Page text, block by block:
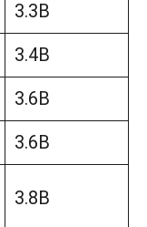
3.3B
3.4B
3.6B
3.6B
3.8B